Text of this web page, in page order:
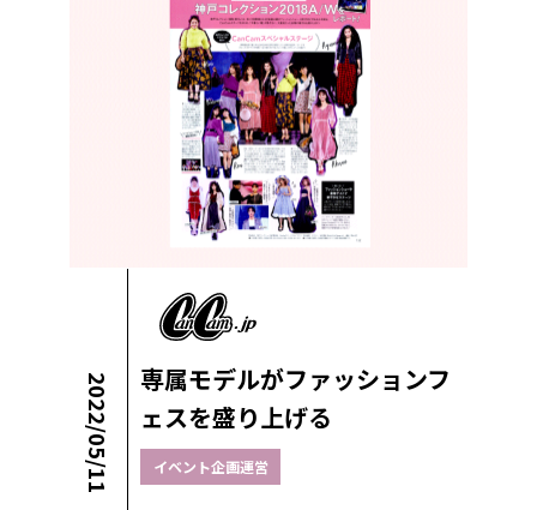
2022/05/11
専属モデルがファッションフ
ェスを盛り上げる
イベント企画運営